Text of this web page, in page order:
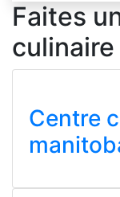
Faites
Centre